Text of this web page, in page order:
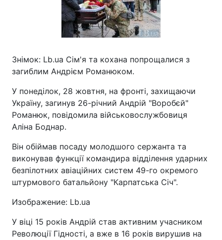
Знімок: Lb.ua Сім'я та кохана попрощалися з
загиблим Андрієм Романюком.
У понеділок, 28 жовтня, на фронті, захищаючи
Україну, загинув 26-річний Андрій "Воробєй"
Романюк, повідомила військовослужбовиця
Аліна Боднар.
Він обіймав посаду молодшого сержанта та
виконував функції командира відділення ударних
безпілотних авіаційних систем 49-го окремого
штурмового батальйону "Карпатська Січ".
Изображение: Lb.ua
У віці 15 років Андрій став активним учасником
Революції Гідності, а вже в 16 років вирушив на